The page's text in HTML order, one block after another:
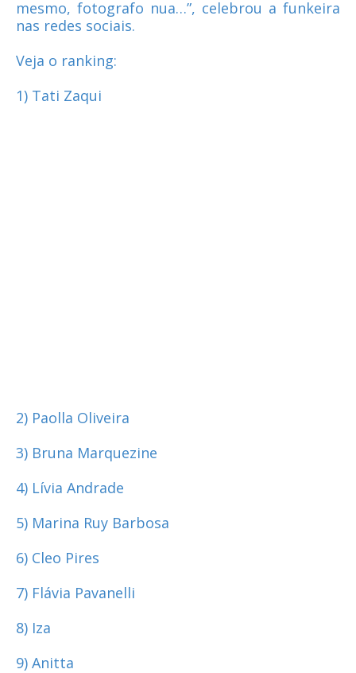
mesmo, fotografo nua…”, celebrou a funkeira
nas redes sociais.
Veja o ranking:
1) Tati Zaqui
2) Paolla Oliveira
3) Bruna Marquezine
4) Lívia Andrade
5) Marina Ruy Barbosa
6) Cleo Pires
7) Flávia Pavanelli
8) Iza
9) Anitta